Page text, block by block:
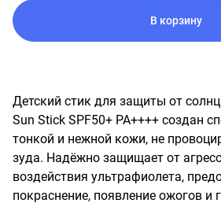
В корзину
Детский стик для защиты от
Sun Stick SPF50+ PA++++ создан
тонкой и нежной кожи, не
зуда. Надёжно защищает от
воздействия ультрафиолета,
покраснение, появление ожогов и